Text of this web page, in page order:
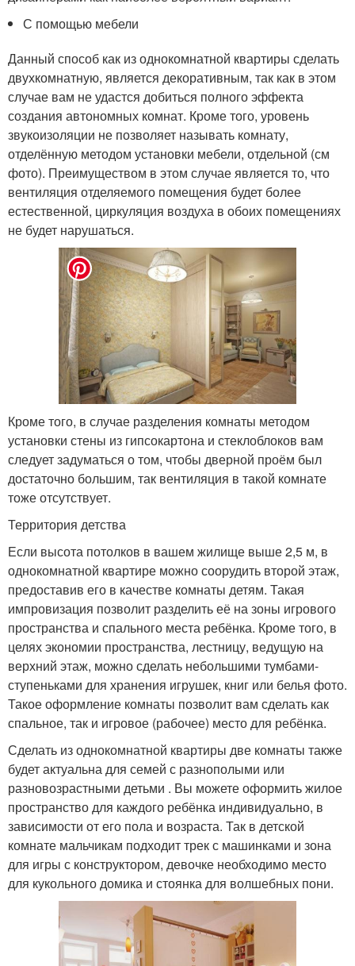
С помощью мебели
Данный способ как из однокомнатной квартиры сделать
двухкомнатную, является декоративным, так как в этом
случае вам не удастся добиться полного эффекта
создания автономных комнат. Кроме того, уровень
звукоизоляции не позволяет называть комнату,
отделённую методом установки мебели, отдельной (см
фото). Преимуществом в этом случае является то, что
вентиляция отделяемого помещения будет более
естественной, циркуляция воздуха в обоих помещениях
не будет нарушаться.
Кроме того, в случае разделения комнаты методом
установки стены из гипсокартона и стеклоблоков вам
следует задуматься о том, чтобы дверной проём был
достаточно большим, так вентиляция в такой комнате
тоже отсутствует.
Территория детства
Если высота потолков в вашем жилище выше 2,5 м, в
однокомнатной квартире можно соорудить второй этаж,
предоставив его в качестве комнаты детям. Такая
импровизация позволит разделить её на зоны игрового
пространства и спального места ребёнка. Кроме того, в
целях экономии пространства, лестницу, ведущую на
верхний этаж, можно сделать небольшими тумбами-
ступеньками для хранения игрушек, книг или белья фото.
Такое оформление комнаты позволит вам сделать как
спальное, так и игровое (рабочее) место для ребёнка.
Сделать из однокомнатной квартиры две комнаты также
будет актуальна для семей с разнополыми или
разновозрастными детьми . Вы можете оформить жилое
пространство для каждого ребёнка индивидуально, в
зависимости от его пола и возраста. Так в детской
комнате мальчикам подходит трек с машинками и зона
для игры с конструктором, девочке необходимо место
для кукольного домика и стоянка для волшебных пони.